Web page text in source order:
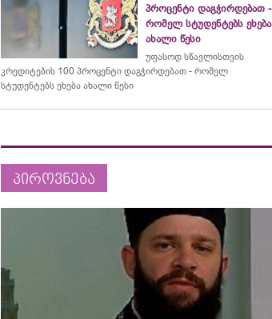
პროცენტი დაგჭირდებათ -
რომელ სტუდენტებს ეხება
ახალი წესი
უფასოდ სწავლისთვის
კრედიტების 100 პროცენტი დაგჭირდებათ - რომელ
სტუდენტებს ეხება ახალი წესი
პიროვნება